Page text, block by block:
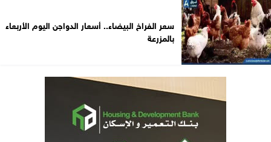
سعر الفراخ البيضاء.. أسعار الدواجن اليوم الأربعاء
بالمزرعة